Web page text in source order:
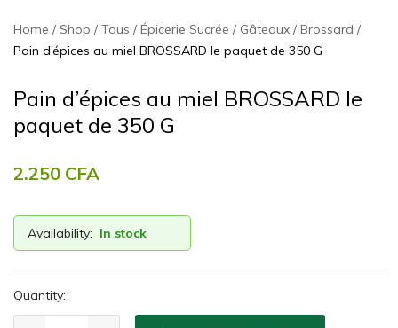
Home Shop Tous Épicerie Sucrée Gâteaux
Brossard
Pain d’épices au miel BROSSARD le paquet de 350 G
Pain d’épices au miel BROSSARD le
paquet de 350 G
2.250 CFA
Availability: In stock
Quantity: